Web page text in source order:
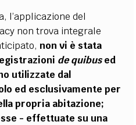
l’applicazione del
non trova integrale
non vi è stata
de quibused
utilizzate dal
ed esclusivamente per
propria abitazione;
- effettuate su una